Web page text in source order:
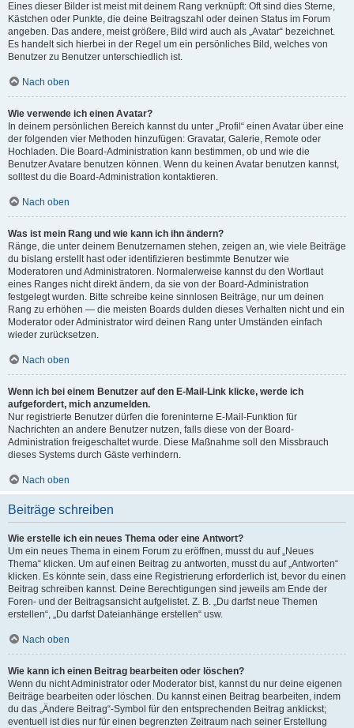
Eines dieser Bilder ist meist mit deinem Rang verknüpft: Oft sind dies Sterne,
Kästchen oder Punkte, die deine Beitragszahl oder deinen Status im Forum
angeben. Das andere, meist größere, Bild wird auch als „Avatar“ bezeichnet.
Es handelt sich hierbei in der Regel um ein persönliches Bild, welches von
Benutzer zu Benutzer unterschiedlich ist.
Nach oben
Wie verwende ich einen Avatar?
In deinem persönlichen Bereich kannst du unter „Profil“ einen Avatar über eine
der folgenden vier Methoden hinzufügen: Gravatar, Galerie, Remote oder
Hochladen. Die Board-Administration kann bestimmen, ob und wie die
Benutzer Avatare benutzen können. Wenn du keinen Avatar benutzen kannst,
solltest du die Board-Administration kontaktieren.
Nach oben
Was ist mein Rang und wie kann ich ihn ändern?
Ränge, die unter deinem Benutzernamen stehen, zeigen an, wie viele Beiträge
du bislang erstellt hast oder identifizieren bestimmte Benutzer wie
Moderatoren und Administratoren. Normalerweise kannst du den Wortlaut
eines Ranges nicht direkt ändern, da sie von der Board-Administration
festgelegt wurden. Bitte schreibe keine sinnlosen Beiträge, nur um deinen
Rang zu erhöhen — die meisten Boards dulden dieses Verhalten nicht und ein
Moderator oder Administrator wird deinen Rang unter Umständen einfach
wieder zurücksetzen.
Nach oben
Wenn ich bei einem Benutzer auf den E-Mail-Link klicke, werde ich
aufgefordert, mich anzumelden.
Nur registrierte Benutzer dürfen die foreninterne E-Mail-Funktion für
Nachrichten an andere Benutzer nutzen, falls diese von der Board-
Administration freigeschaltet wurde. Diese Maßnahme soll den Missbrauch
dieses Systems durch Gäste verhindern.
Nach oben
Beiträge schreiben
Wie erstelle ich ein neues Thema oder eine Antwort?
Um ein neues Thema in einem Forum zu eröffnen, musst du auf „Neues
Thema“ klicken. Um auf einen Beitrag zu antworten, musst du auf „Antworten“
klicken. Es könnte sein, dass eine Registrierung erforderlich ist, bevor du einen
Beitrag schreiben kannst. Deine Berechtigungen sind jeweils am Ende der
Foren- und der Beitragsansicht aufgelistet. Z. B. „Du darfst neue Themen
erstellen“, „Du darfst Dateianhänge erstellen“ usw.
Nach oben
Wie kann ich einen Beitrag bearbeiten oder löschen?
Wenn du nicht Administrator oder Moderator bist, kannst du nur deine eigenen
Beiträge bearbeiten oder löschen. Du kannst einen Beitrag bearbeiten, indem
du das „Ändere Beitrag“-Symbol für den entsprechenden Beitrag anklickst;
eventuell ist dies nur für einen begrenzten Zeitraum nach seiner Erstellung